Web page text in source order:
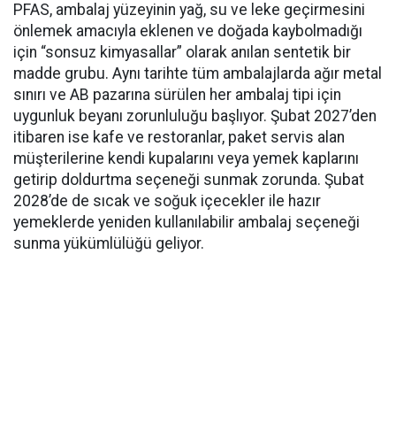
PFAS, ambalaj yüzeyinin yağ, su ve leke geçirmesini
önlemek amacıyla eklenen ve doğada kaybolmadığı
için “sonsuz kimyasallar” olarak anılan sentetik bir
madde grubu. Aynı tarihte tüm ambalajlarda ağır metal
sınırı ve AB pazarına sürülen her ambalaj tipi için
uygunluk beyanı zorunluluğu başlıyor. Şubat 2027’den
itibaren ise kafe ve restoranlar, paket servis alan
müşterilerine kendi kupalarını veya yemek kaplarını
getirip doldurtma seçeneği sunmak zorunda. Şubat
2028’de de sıcak ve soğuk içecekler ile hazır
yemeklerde yeniden kullanılabilir ambalaj seçeneği
sunma yükümlülüğü geliyor.